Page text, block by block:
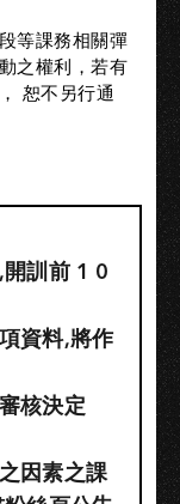
等課務相關彈
之權利，若有
恕不另行通
訓前 1 0
資料,將作
核決定
因素之課